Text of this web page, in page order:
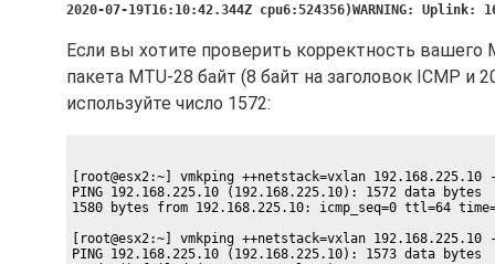
2020-07-19T16:10:42.344Z cpu6:524356)WARNING:
Если вы хотите проверить корректность
пакета MTU-28 байт (8 байт на заголовок ICMP и
используйте число 1572:
[root@esx2:~] vmkping ++netstack=vxlan
PING 192.168.225.10 (192.168.225.10): 1572 data bytes
1580 bytes from 192.168.225.10: icmp_seq=0 ttl=64
[root@esx2:~] vmkping ++netstack=vxlan
PING 192.168.225.10 (192.168.225.10): 1573 data bytes